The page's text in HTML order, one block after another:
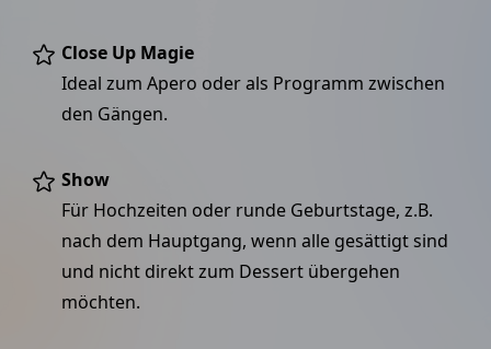
Close Up Magie
Ideal zum Apero oder als Programm zwischen
den Gängen.
Show
Für Hochzeiten oder runde Geburtstage, z.B.
nach dem Hauptgang, wenn alle gesättigt sind
und nicht direkt zum Dessert übergehen
möchten.